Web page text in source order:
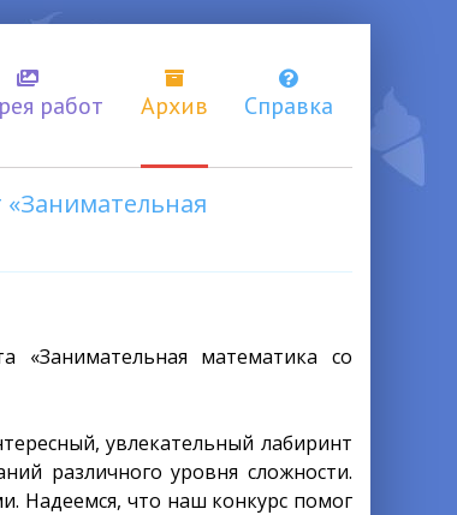
работ Архив Справка
«Занимательная математика со
увлекательный лабиринт
различного уровня сложности.
Надеемся, что наш конкурс помог